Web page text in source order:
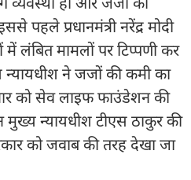
पहले प्रधानमंत्री नरेंद्र मोदी
में लंबित मामलों पर टिप्पणी कर
ने जजों की कमी का
को सेव लाइफ फाउंडेशन की
मुख्य न्यायधीश टीएस ठाकुर की
को जवाब की तरह देखा जा